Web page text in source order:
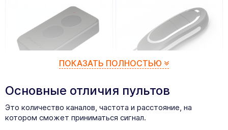
860 ₽
Пульт Doorhan Transmitter 2 PRO
930₽
ПОКАЗАТЬ ПОЛНОСТЬЮ
Основные отличия пультов
Это количество каналов, частота и расстояние, на
котором сможет приниматься сигнал.